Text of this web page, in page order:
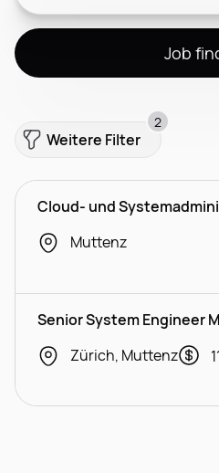
CH
Job
Weitere Filter
2
Cloud- und
Muttenz
Senior System Engineer
Zürich, Muttenz